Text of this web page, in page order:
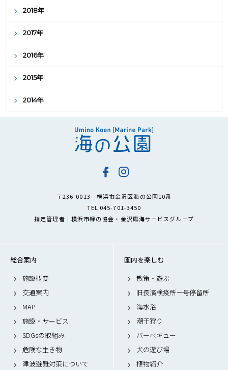
2018年
2017年
2016年
2015年
2014年
〒236-0013 横浜市金沢区海の公園10番
TEL 045-701-3450
指定管理者｜横浜市緑の協会・金沢臨海サービスグループ
総合案内
施設概要
交通案内
MAP
施設・サービス
SDGsの取組み
危険な生き物
津波避難対策について
園内を楽しむ
散策・遊ぶ
旧長濱検疫所一号停留所
海水浴
潮干狩り
バーベキュー
犬の遊び場
植物紹介